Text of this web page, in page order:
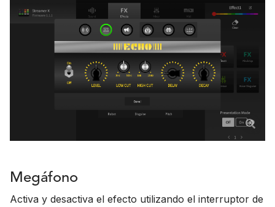
Megáfono
Activa y desactiva el efecto utilizando el interruptor de